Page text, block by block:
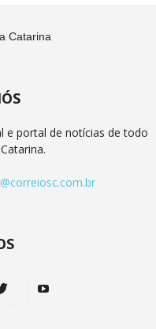
e portal de notícias de todo